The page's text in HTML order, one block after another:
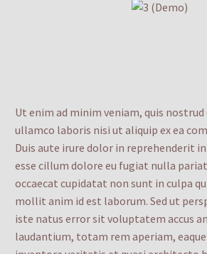
Ut enim ad minim veniam, quis
ullamco laboris nisi ut aliquip ex ea
Duis aute irure dolor in reprehenderit
esse cillum dolore eu fugiat nulla
occaecat cupidatat non sunt in culpa
mollit anim id est laborum. Sed ut
iste natus error sit voluptatem accus
laudantium, totam rem aperiam,